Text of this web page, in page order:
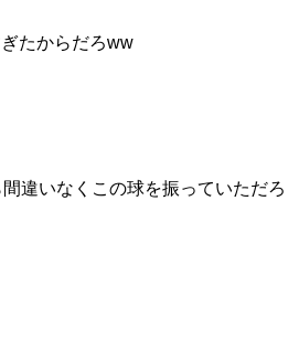
たからだろww
間違いなくこの球を振っていただろ